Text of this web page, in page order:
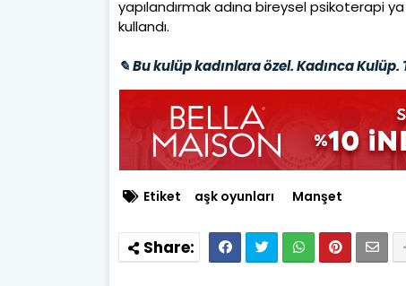
yapılandırmak adına bireysel psikoterapi
kullandı.
✎ Bu kulüp kadınlara özel. Kadınca Kulüp.
Etiket aşk oyunları Manşet